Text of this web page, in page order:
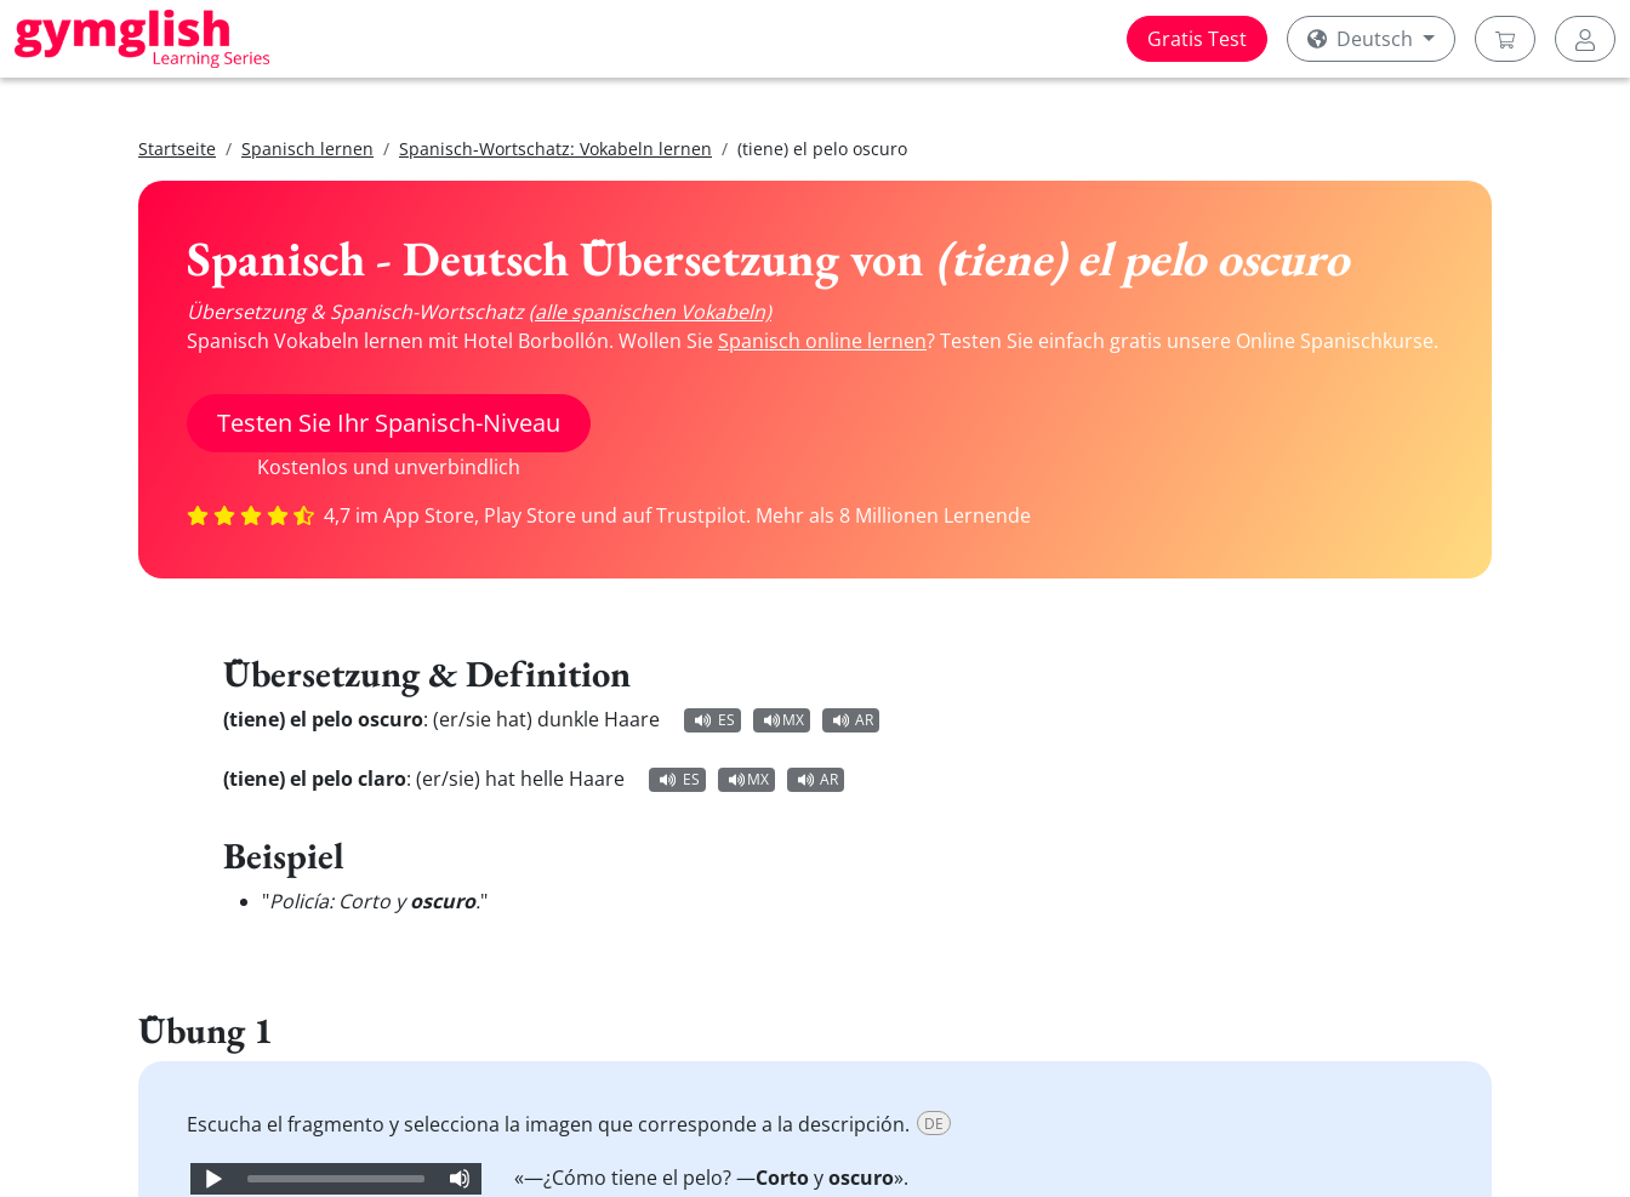
Gratis Test Deutsch
Startseite Spanisch lernen Spanisch-Wortschatz: Vokabeln lernen (tiene) el pelo oscuro
Spanisch - Deutsch Übersetzung von (tiene) el pelo oscuro
Übersetzung & Spanisch-Wortschatz(alle spanischen Vokabeln)
Spanisch Vokabeln lernen mit Hotel Borbollón. Wollen Sie Spanisch online lernen? Testen Sie einfach gratis unsere Online Spanischkurse.
Testen Sie Ihr Spanisch-Niveau
Kostenlos und unverbindlich
4,7 im App Store, Play Store und auf Trustpilot. Mehr als 8 Millionen Lernende
Übersetzung & Definition
(tiene) el pelo oscuro: (er/sie hat) dunkle Haare ES MX AR
(tiene) el pelo claro: (er/sie) hat helle Haare ES MX AR
Beispiel
"Policía: Corto yoscuro."
Übung 1
Escucha el fragmento y selecciona la imagen que corresponde a la descripción. DE
Audio
«—¿Cómo tiene el pelo? —Cortoyoscuro».